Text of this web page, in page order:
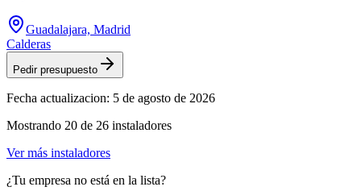
Guadalajara, Madrid
Calderas
Pedir presupuesto
Fecha actualizacion: 5 de agosto de 2026
Mostrando 20 de 26 instaladores
Ver más instaladores
¿Tu empresa no está en la lista?